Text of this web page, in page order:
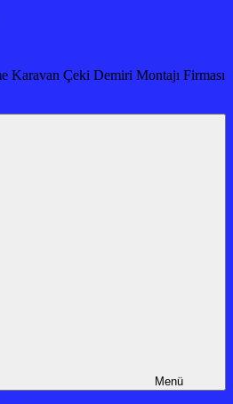
Karavan Çeki Demiri Montajı Firması
Menü